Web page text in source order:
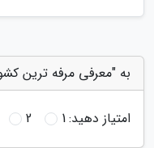
به "معرفی مرفه ترین
امتیاز دهید:1
2